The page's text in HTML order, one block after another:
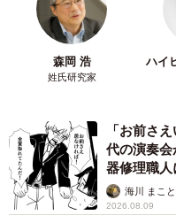
万博で持って行ってよかった
ナ）/堀部健和さん（
森岡 浩
姓氏研究家
ハイ
「お前さ
代の演奏
器修理職
思わぬ申し
海川 まこと
2026.08.09